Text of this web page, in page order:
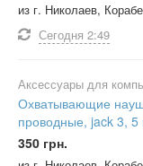
из г. Николаев,
Сегодня 2:49
Аксессуары для
Охватывающие
проводные, jack 3,
350 грн.